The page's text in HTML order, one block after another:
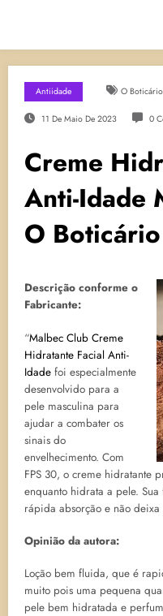
Antiidade O Boticário
11 De Maio De 2023 0
Creme
Anti-Idade
O Boticário
Descrição conforme o
Fabricante:
“Malbec Club Creme
Hidratante Facial Anti-
Idade foi especialmente
desenvolvido para a
pele masculina para
ajudar a combater os
sinais do
envelhecimento. Com
FPS 30, o creme hidratante
enquanto hidrata a pele.
rápida absorção e não deixa
Opinião da autora:
Loção bem fluida, que é
muito pois uma pequena
pele bem hidratada e